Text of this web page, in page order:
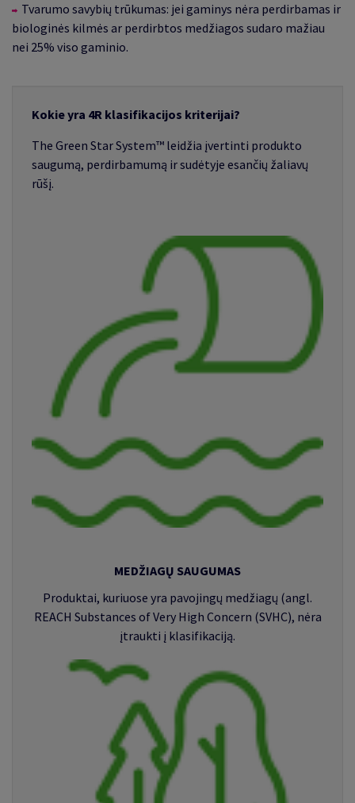
Tvarumo savybių trūkumas: jei gaminys nėra perdirbamas ir
biologinės kilmės ar perdirbtos medžiagos sudaro mažiau
nei 25% viso gaminio.
Kokie yra 4R klasifikacijos kriterijai?
The Green Star System™ leidžia įvertinti produkto
saugumą, perdirbamumą ir sudėtyje esančių žaliavų
rūšį.
MEDŽIAGŲ SAUGUMAS
Produktai, kuriuose yra pavojingų medžiagų (angl.
REACH Substances of Very High Concern (SVHC), nėra
įtraukti į klasifikaciją.